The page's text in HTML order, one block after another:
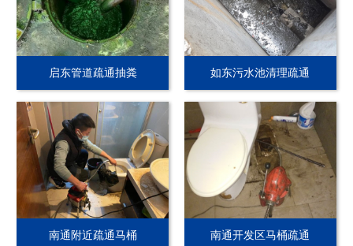
启东管道疏通抽粪 如东污水池清理疏通
南通附近疏通马桶 南通开发区马桶疏通